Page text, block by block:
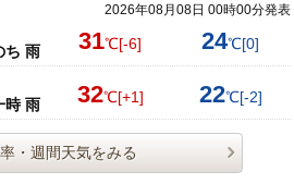
2026年08月08日 00時00分発表
ち 雨 31℃[-6] 24℃[0]
時 雨 32℃[+1] 22℃[-2]
・週間天気をみる